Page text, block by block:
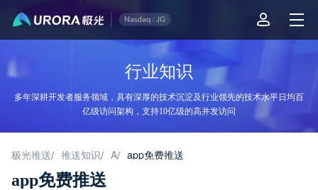
行业知识
多年深耕开发者服务领域，具有深厚的技术沉淀及行业领先的技术水平日均百
亿级访问架构，支持10亿级的高并发访问
极光推送/ 推送知识/ A/ app免费推送
app免费推送